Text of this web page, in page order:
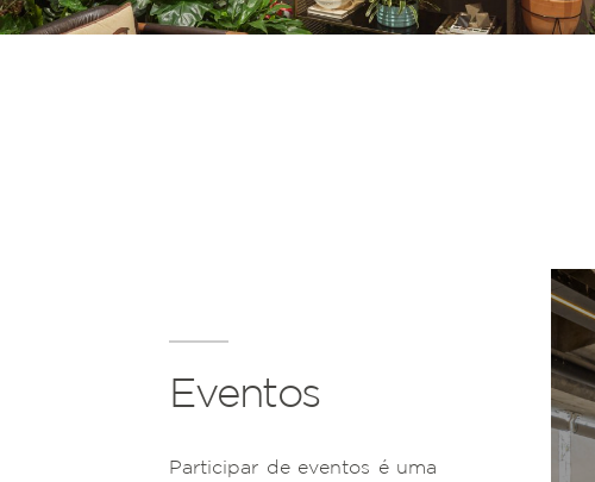
Eventos
Participar de eventos é uma